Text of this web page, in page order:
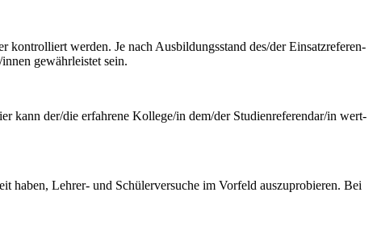
kontrolliert werden. Je nach Ausbildungsstand des/der Einsatzreferen­
gewährleistet sein.
kann der/die erfahrene Kollege/in dem/der Studienreferendar/in wert­
haben, Lehrer- und Schülerversuche im Vorfeld auszuprobieren. Bei